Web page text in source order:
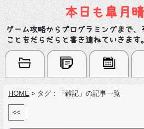
本日も皐月
ゲーム攻略からプログラミングまで、
ことをだらだらと書き連ねていきます。
HOME > タグ：「雑記」の記事一覧
<<